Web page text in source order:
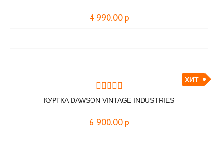
4 990.00 р
ХИТ
КУРТКА DAWSON VINTAGE INDUSTRIES
6 900.00 р